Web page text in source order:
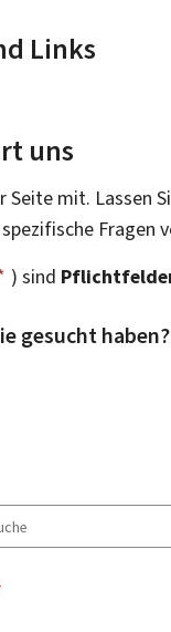
Links
uns
Seite mit. Lassen
) sind
gesucht haben?